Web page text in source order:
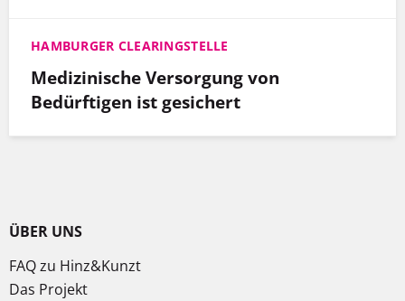
HAMBURGER CLEARINGSTELLE
Medizinische Versorgung von
Bedürftigen ist gesichert
ÜBER UNS
FAQ zu Hinz&Kunzt
Das Projekt